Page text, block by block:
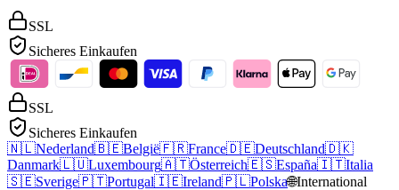
SSL
Sicheres Einkaufen
SSL
Sicheres Einkaufen
🇳🇱Nederland🇧🇪België🇫🇷France🇩🇪Deutschland🇩🇰
Danmark🇱🇺Luxembourg🇦🇹Österreich🇪🇸España🇮🇹Italia
🇸🇪Sverige🇵🇹Portugal🇮🇪Ireland🇵🇱Polska🌐International